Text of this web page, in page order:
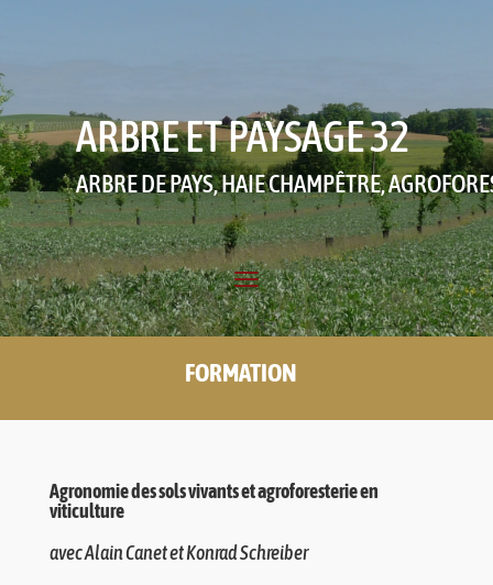
ARBRE ET PAYSAGE 32
ARBRE DE PAYS, HAIE CHAMPÊTRE,
FORMATION
Agronomie des sols vivants et agroforesterie en
viticulture
avec Alain Canet et Konrad Schreiber